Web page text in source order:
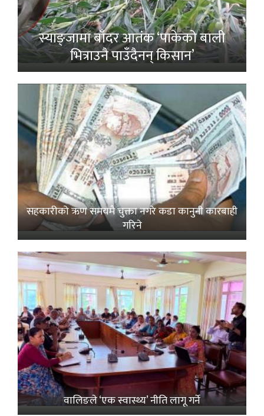
स्याङ्जामा बाँदर आतंक ‘पाकेको बाली
भित्राउनै पाउँदैनन् किसान’
सहकारीको ऋण समयमै चुक्ता नगरे कडा कानुनी कारबाही
गरिने
वालिङले ‘एक स्वास्थ्य’ नीति लागू गर्ने